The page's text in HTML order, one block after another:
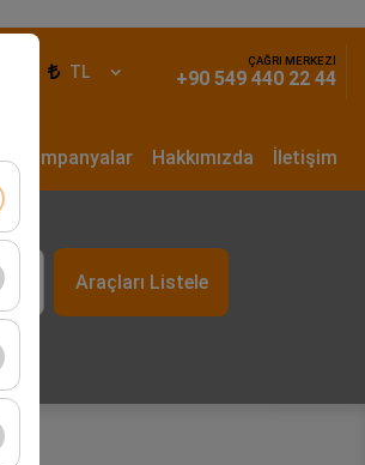
TL
ÇAĞRI MERKEZİ
+90 549 440 22 44
Kampanyalar Hakkımızda İletişim
Araçları Listele